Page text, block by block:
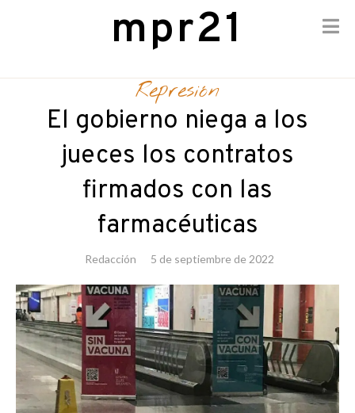
mpr21
Represión
El gobierno niega a los
jueces los contratos
firmados con las
farmacéuticas
Redacción 5 de septiembre de 2022